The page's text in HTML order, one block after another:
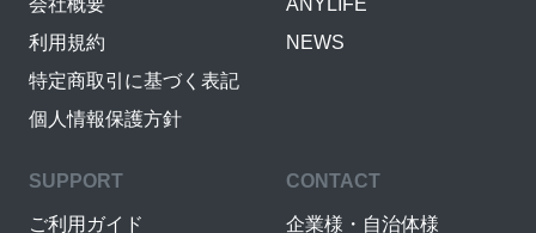
利用規約
特定商取引に基づく表記
個人情報保護方針
NEWS
SUPPORT
ご利用ガイド
CONTACT
企業様・自治体様